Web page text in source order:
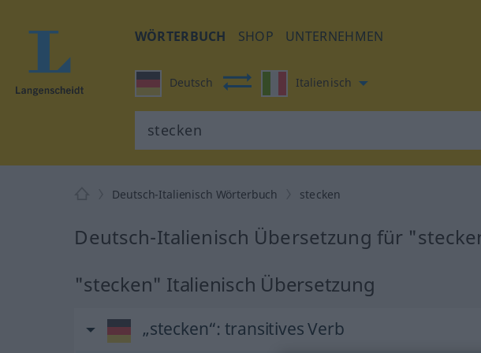
WÖRTERBUCH SHOP UNTERNEHMEN
Deutsch Italienisch
Deutsch-Italienisch Wörterbuch stecken
Deutsch-Italienisch Übersetzung für
"stecken" Italienisch Übersetzung
„stecken“: transitives Verb